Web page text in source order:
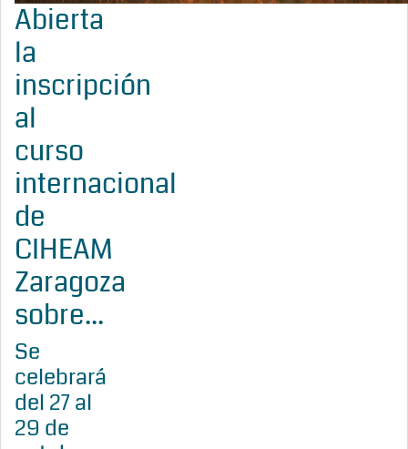
Abierta
la
inscripción
al
curso
internacional
de
CIHEAM
Zaragoza
sobre...
Se
celebrará
del 27 al
29 de